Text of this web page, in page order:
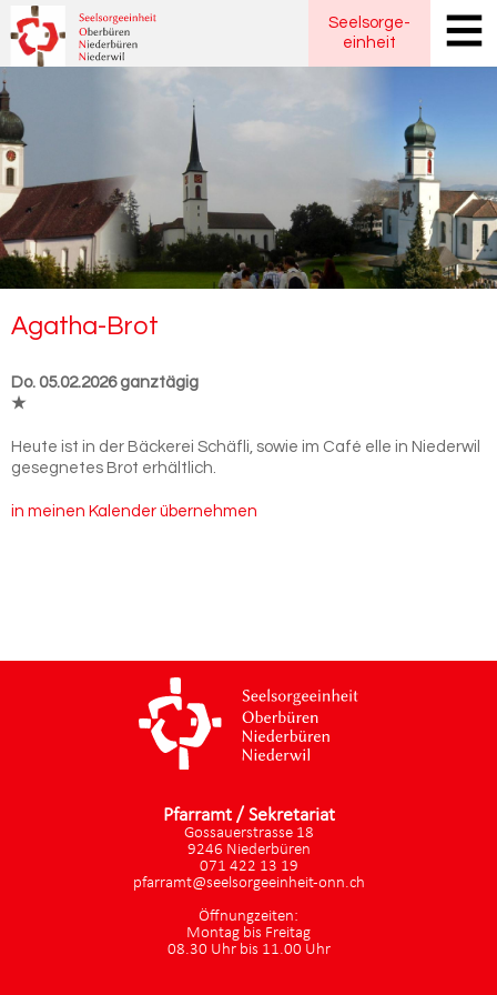
Seelsorge-
einheit
Agatha-​Brot
Do. 05.02.2026 ganztägig
★
Heute ist in der Bäckerei Schäfli, sowie im Café elle in Niederwil
gesegnetes Brot erhältlich.
in meinen Kalender übernehmen
Pfarramt / Sekretariat
Gossauerstrasse 18
9246 Niederbüren
071 422 13 19
pfarramt@seelsorgeeinheit-onn.ch
Öffnungzeiten:
Montag bis Freitag
08.30 Uhr bis 11.00 Uhr